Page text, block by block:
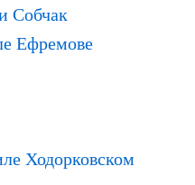
Собчак
Ефремове
Ходорковском